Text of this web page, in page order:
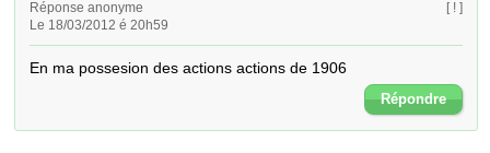
Réponse anonyme
Le 18/03/2012 é 20h59
[ ! ]
En ma possesion des actions actions de 1906
Répondre